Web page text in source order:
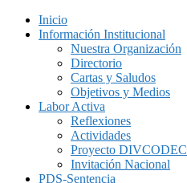
Inicio
Información Institucional
Nuestra Organización
Directorio
Cartas y Saludos
Objetivos y Medios
Labor Activa
Reflexiones
Actividades
Proyecto DIVCODEC
Invitación Nacional
PDS-Sentencia